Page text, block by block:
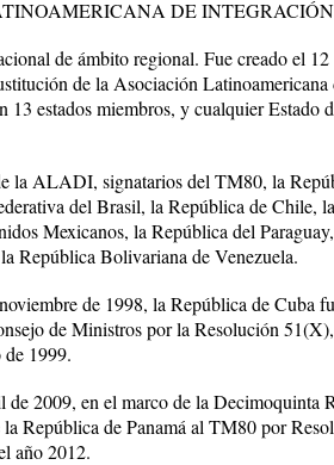
DE
de ámbito regional. Fue creado el
de la Asociación
13 estados miembros, y cualquier Estado
la ALADI, signatarios del TM80, la
del Brasil, la República de Chile,
Mexicanos, la República del
República Bolivariana de Venezuela.
de 1998, la República de Cuba
de Ministros por la Resolución
1999.
de 2009, en el marco de la Decimoquinta
la República de Panamá al TM80 por
año 2012.